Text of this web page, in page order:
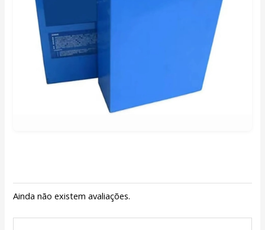
Ainda não existem avaliações.